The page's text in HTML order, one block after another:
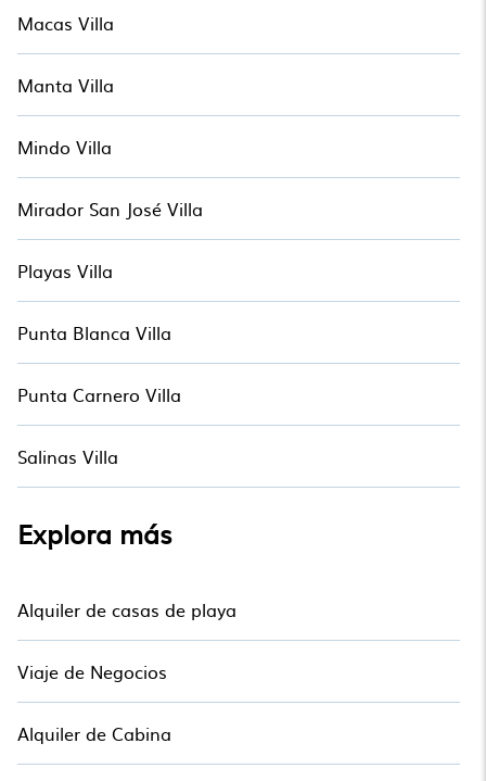
VRBO y Villas estilo Alojamiento. Así que encuentra tu
escapada de última hora hoy con Alojamiento en Galapagos
próximas vacaciones.
Macas Villa
Manta Villa
Mindo Villa
Mirador San José Villa
Playas Villa
Punta Blanca Villa
Punta Carnero Villa
Salinas Villa
Explora más
Alquiler de casas de playa
Viaje de Negocios
Alquiler de Cabina